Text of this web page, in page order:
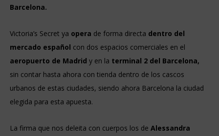
Barcelona.
Victoria’s Secret ya opera de forma directa dentro del
mercado español con dos espacios comerciales en el
aeropuerto de Madrid y en la terminal 2 del Barcelona,
sin contar hasta ahora con tienda dentro de los cascos
urbanos de estas ciudades, siendo ahora Barcelona la ciudad
elegida para esta apuesta.
La firma que nos deleita con cuerpos los de Alessandra